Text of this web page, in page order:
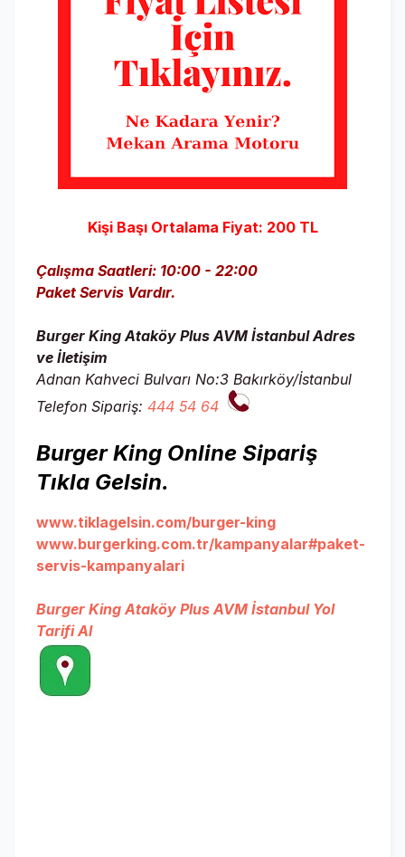
Kişi Başı Ortalama Fiyat: 200 TL
Çalışma Saatleri: 10:00 - 22:00
Paket Servis Vardır.
Burger King Ataköy Plus AVM İstanbul Adres
ve İletişim
Adnan Kahveci Bulvarı No:3 Bakırköy/İstanbul
Telefon Sipariş: 444 54 64
Burger King Online Sipariş
Tıkla Gelsin.
www.tiklagelsin.com/burger-king
www.burgerking.com.tr/kampanyalar#paket-
servis-kampanyalari
Burger King Ataköy Plus AVM İstanbul Yol
Tarifi Al